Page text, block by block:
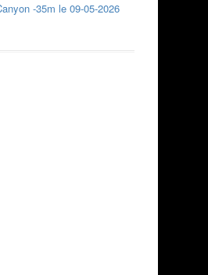
-35m le 09-05-2026